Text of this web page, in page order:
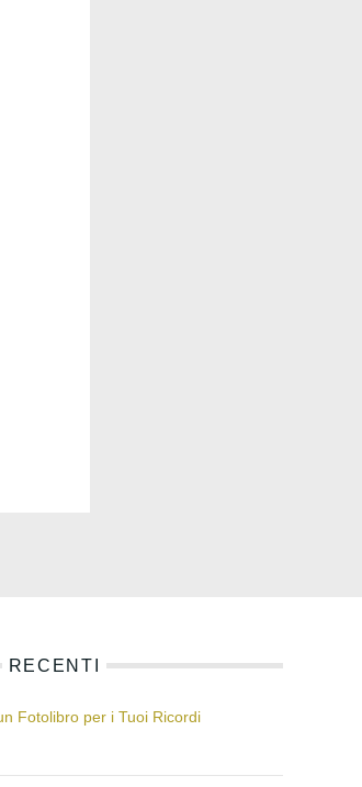
RECENTI
Fotolibro per i Tuoi Ricordi